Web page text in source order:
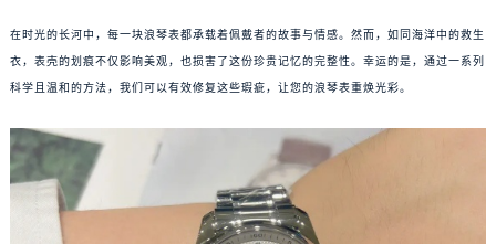
在时光的长河中，每一块浪琴表都承载着佩戴者的故事与情感。然而，如同海洋中的救生
衣，表壳的划痕不仅影响美观，也损害了这份珍贵记忆的完整性。幸运的是，通过一系列
科学且温和的方法，我们可以有效修复这些瑕疵，让您的浪琴表重焕光彩。